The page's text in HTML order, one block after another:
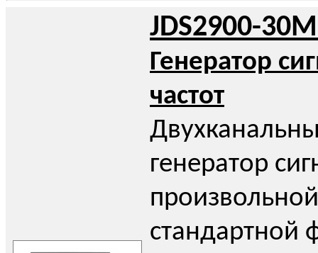
JDS2900-
Генератор
частот
генератор
стандартной